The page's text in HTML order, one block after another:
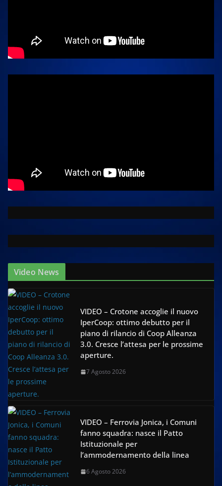
Video News
VIDEO – Crotone accoglie il nuovo
IperCoop: ottimo debutto per il
piano di rilancio di Coop Alleanza
3.0. Cresce l’attesa per le prossime
aperture.
7 Agosto 2026
VIDEO – Ferrovia Jonica, i Comuni
fanno squadra: nasce il Patto
Istituzionale per
l’ammodernamento della linea
6 Agosto 2026